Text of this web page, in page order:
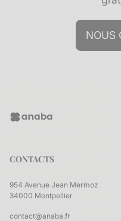
NOUS
CONTACTS
954 Avenue Jean Mermoz
34000 Montpellier
contact@anaba.fr